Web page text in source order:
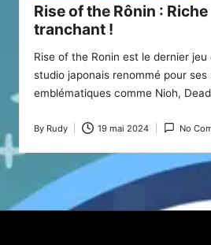
Rise of the Rônin :
tranchant !
Rise of the Ronin est le dernier jeu
studio japonais renommé pour ses
emblématiques comme Nioh,
Posted
by
By Rudy 19 mai 2024 No